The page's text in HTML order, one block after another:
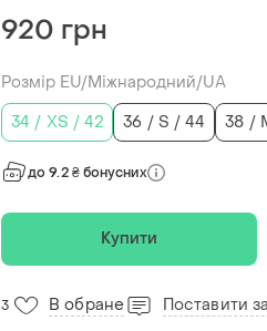
920 грн
Розмір EU/Міжнародний/UA
34 / XS / 42
36 / S / 44 38 /
до 9.2 ₴ бонусних
Купити
3 В обране Поставити